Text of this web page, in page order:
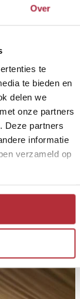
Over
te
te bieden en
delen we
onze partners
Deze partners
informatie
verzameld op
2 foto('s)
we de